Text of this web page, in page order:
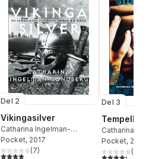
Del 2
Vikingasilver
Catharina Ingelman-
Sundberg
Pocket, 2017
3,9utav 5 stjärnor. Totalt antal röster:
(7)
Del 3
Catharina
Sundberg
Pocket, 2015
4,3utav 5(